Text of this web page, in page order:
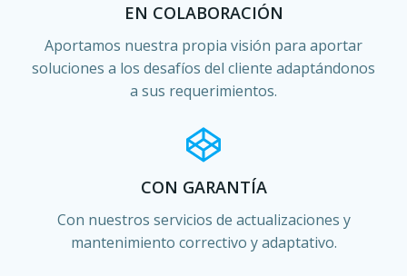
EN COLABORACIÓN
Aportamos nuestra propia visión para aportar
soluciones a los desafíos del cliente adaptándonos
a sus requerimientos.
CON GARANTÍA
Con nuestros servicios de actualizaciones y
mantenimiento correctivo y adaptativo.